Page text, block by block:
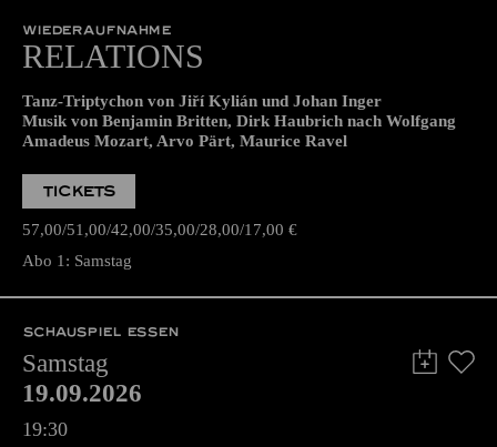
WIEDERAUFNAHME
RELATIONS
Tanz-Triptychon von Jiří Kylián und Johan Inger
Musik von Benjamin Britten, Dirk Haubrich nach Wolfgang
Amadeus Mozart, Arvo Pärt, Maurice Ravel
TICKETS
57,00 51,00 42,00 35,00 28,00 17,00 €
Abo 1: Samstag
SCHAUSPIEL ESSEN
Samstag
19.09.2026
19:30